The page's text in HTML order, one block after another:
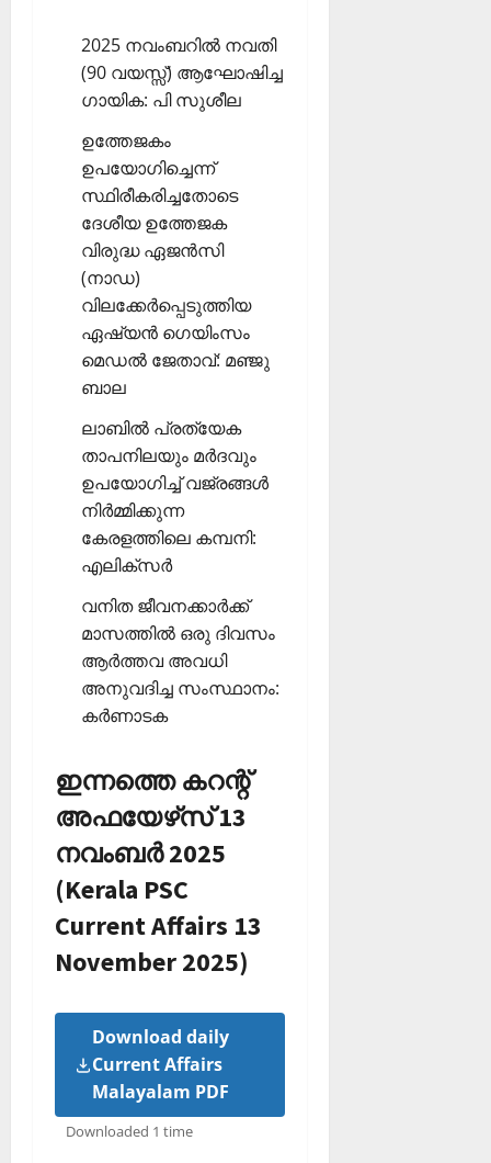
2025 നവംബറില്‍ നവതി
(90 വയസ്സ്) ആഘോഷിച്ച
ഗായിക: പി സുശീല
ഉത്തേജകം
ഉപയോഗിച്ചെന്ന്
സ്ഥിരീകരിച്ചതോടെ
ദേശീയ ഉത്തേജക
വിരുദ്ധ ഏജന്‍സി
(നാഡ)
വിലക്കേര്‍പ്പെടുത്തിയ
ഏഷ്യന്‍ ഗെയിംസം
മെഡല്‍ ജേതാവ്: മഞ്ജു
ബാല
ലാബില്‍ പ്രത്യേക
താപനിലയും മര്‍ദവും
ഉപയോഗിച്ച് വജ്രങ്ങള്‍
നിര്‍മ്മിക്കുന്ന
കേരളത്തിലെ കമ്പനി:
എലിക്‌സര്‍
വനിത ജീവനക്കാര്‍ക്ക്
മാസത്തില്‍ ഒരു ദിവസം
ആര്‍ത്തവ അവധി
അനുവദിച്ച സംസ്ഥാനം:
കര്‍ണാടക
ഇന്നത്തെ കറന്റ്
അഫയേഴ്‌സ് 13
നവംബർ 2025
(Kerala PSC
Current Affairs 13
November 2025)
Download daily
Current Affairs
Malayalam PDF
Downloaded 1 time